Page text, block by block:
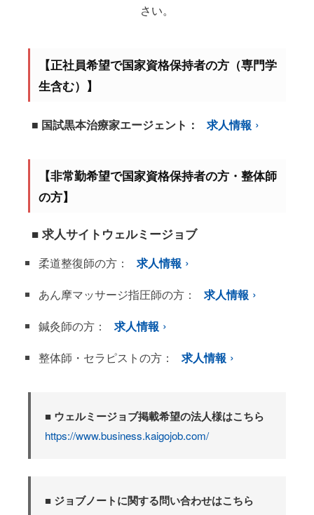
さい。
【正社員希望で国家資格保持者の方（専門学
生含む）】
■ 国試黒本治療家エージェント： 求人情報
【非常勤希望で国家資格保持者の方・整体師
の方】
■ 求人サイトウェルミージョブ
柔道整復師の方：
求人情報
あん摩マッサージ指圧師の方：
求人情報
鍼灸師の方：
求人情報
整体師・セラピストの方：
求人情報
■ ウェルミージョブ掲載希望の法人様はこちら
https://www.business.kaigojob.com/
■ ジョブノートに関する問い合わせはこちら